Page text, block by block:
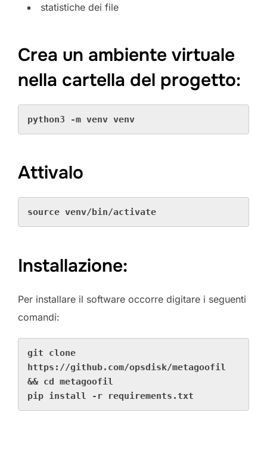
statistiche dei file
Crea un ambiente virtuale
nella cartella del progetto:
python3 -m venv venv
Attivalo
source venv/bin/activate
Installazione:
Per installare il software occorre digitare i seguenti
comandi:
git clone
https://github.com/opsdisk/metagoofil
&& cd metagoofil
pip install -r requirements.txt